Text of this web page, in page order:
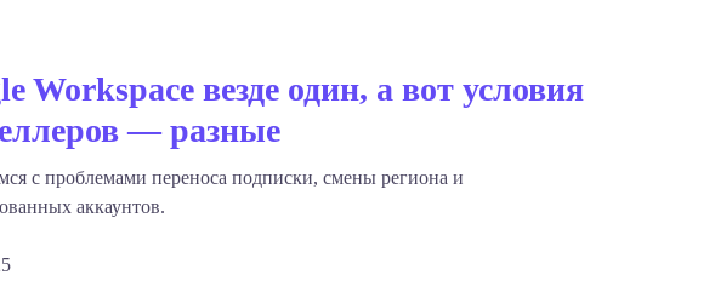
Workspace везде один, а вот условия
— разные
с проблемами переноса подписки, смены региона и
аккаунтов.